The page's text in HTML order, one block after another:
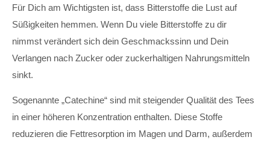
Für Dich am Wichtigsten ist, dass Bitterstoffe die Lust auf
Süßigkeiten hemmen. Wenn Du viele Bitterstoffe zu dir
nimmst verändert sich dein Geschmackssinn und Dein
Verlangen nach Zucker oder zuckerhaltigen Nahrungsmitteln
sinkt.
Sogenannte „Catechine“ sind mit steigender Qualität des Tees
in einer höheren Konzentration enthalten. Diese Stoffe
reduzieren die Fettresorption im Magen und Darm, außerdem